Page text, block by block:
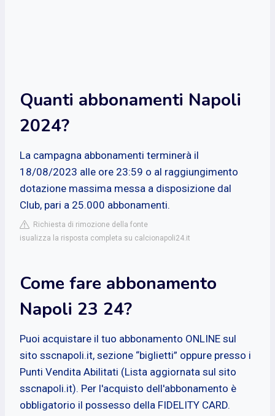
Quanti abbonamenti Napoli
2024?
La campagna abbonamenti terminerà il
18/08/2023 alle ore 23:59 o al raggiungimento
dotazione massima messa a disposizione dal
Club, pari a 25.000 abbonamenti.
Richiesta di rimozione della fonte
isualizza la risposta completa su calcionapoli24.it
Come fare abbonamento
Napoli 23 24?
Puoi acquistare il tuo abbonamento ONLINE sul
sito sscnapoli.it, sezione “biglietti” oppure presso i
Punti Vendita Abilitati (Lista aggiornata sul sito
sscnapoli.it). Per l'acquisto dell'abbonamento è
obbligatorio il possesso della FIDELITY CARD.